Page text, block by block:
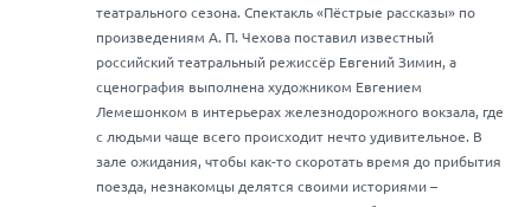
театрального сезона. Спектакль «Пёстрые рассказы» по
произведениям А. П. Чехова поставил известный
российский театральный режиссёр Евгений Зимин, а
сценография выполнена художником Евгением
Лемешонком в интерьерах железнодорожного вокзала, где
с людьми чаще всего происходит нечто удивительное. В
зале ожидания, чтобы как-то скоротать время до прибытия
поезда, незнакомцы делятся своими историями –